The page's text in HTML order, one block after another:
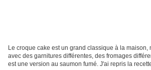
Le croque cake est un grand classique à la maison,
avec des garnitures différentes, des fromages
est une version au saumon fumé. J'ai repris la